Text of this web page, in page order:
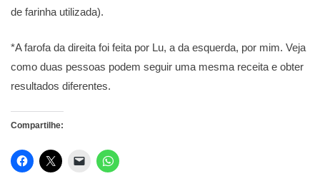
de farinha utilizada).
*A farofa da direita foi feita por Lu, a da esquerda, por mim. Veja
como duas pessoas podem seguir uma mesma receita e obter
resultados diferentes.
Compartilhe: